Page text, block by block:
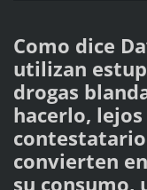
Como dice
utilizan
drogas
hacerlo,
convierten